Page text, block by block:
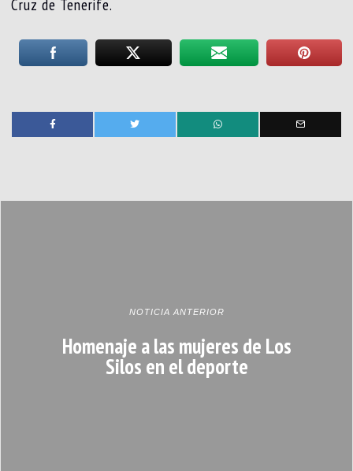
Cruz de Tenerife.
NOTICIA ANTERIOR
Homenaje a las mujeres de Los
Silos en el deporte